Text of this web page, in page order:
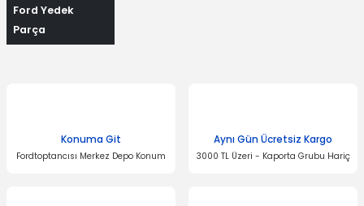
Ford Yedek
Parça
Konuma Git
Fordtoptancısı Merkez Depo Konum
Aynı Gün Ücretsiz Kargo
3000 TL Üzeri - Kaporta Grubu Hariç